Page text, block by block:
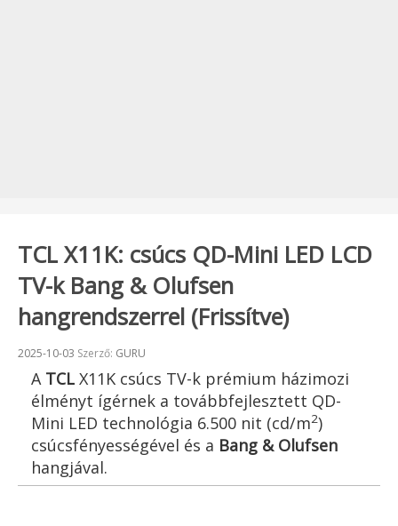
TCL X11K: csúcs QD-Mini LED LCD
TV-k Bang & Olufsen
hangrendszerrel (Frissítve)
Beküldve:
2025-10-03 Szerző: GURU
A TCL X11K csúcs TV-k prémium házimozi
élményt ígérnek a továbbfejlesztett QD-
Mini LED technológia 6.500 nit (cd/m2)
csúcsfényességével és a Bang & Olufsen
hangjával.